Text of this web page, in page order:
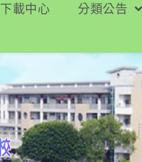
下載中心 分類公告